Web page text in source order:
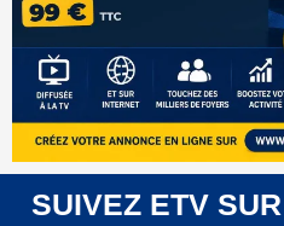
SUIVEZ ETV